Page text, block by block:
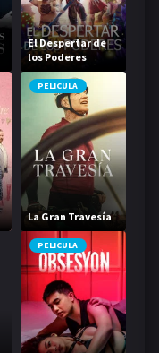
El Despertar de
los Poderes
PELICULA
La Gran Travesía
PELICULA